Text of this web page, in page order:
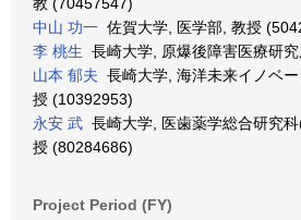
中山 功一 佐賀大学, 医学部, 教授
李 桃生 長崎大学, 原爆後障害医療研
山本 郁夫 長崎大学, 海洋未来イノベ
授 (10392953)
永安 武 長崎大学, 医歯薬学総合研究
授 (80284686)
Project Period (FY)